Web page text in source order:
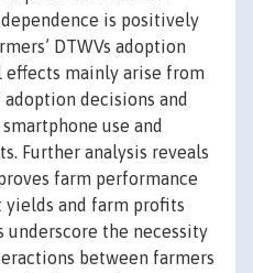
is positively
DTWVs adoption
effects mainly arise from
decisions and
use and
Further analysis reveals
farm performance
yields and farm profits
underscore the necessity
between farmers